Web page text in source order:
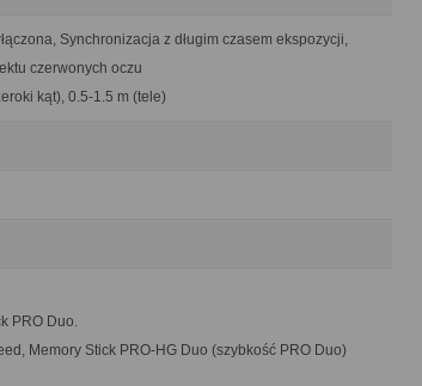
Synchronizacja z długim czasem ekspozycji,
czerwonych oczu
kąt), 0.5-1.5 m (tele)
PRO Duo.
Memory Stick PRO-HG Duo (szybkość PRO Duo)